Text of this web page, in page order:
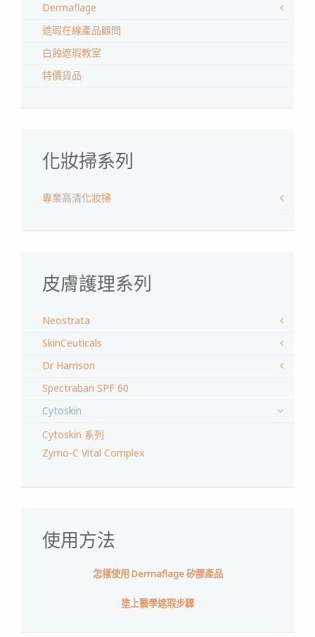
Dermaflage
遮瑕在線產品顧問
白蝕遮瑕教室
特價貨品
化妝掃系列
專業高清化妝掃
皮膚護理系列
Neostrata
SkinCeuticals
Dr Harrison
Spectraban SPF 60
Cytoskin
Cytoskin 系列
Zymo-C Vital Complex
使用方法
怎樣使用 Dermaflage 矽膠產品
塗上醫學遮瑕步驟